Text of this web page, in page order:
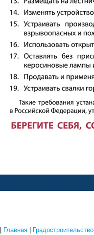
Главная Градостроительство